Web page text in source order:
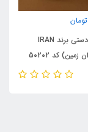
تومان
ست صنایع دستی برند IRAN